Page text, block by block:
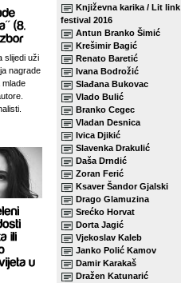
slijedi uži
nagrade
mlade
Književna karika / Lit link
festival 2016
Antun Branko Šimić
Krešimir Bagić
Renato Baretić
Ivana Bodrožić
Slađana Bukovac
Vlado Bulić
Branko Cegec
Vladan Desnica
Ivica Djikić
Slavenka Drakulić
Daša Drndić
Zoran Ferić
Ksaver Šandor Gjalski
Drago Glamuzina
Srećko Horvat
Dorta Jagić
Vjekoslav Kaleb
Janko Polić Kamov
Damir Karakaš
Dražen Katunarić